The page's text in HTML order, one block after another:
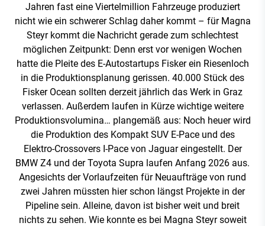
Jahren fast eine Viertelmillion Fahrzeuge produziert
nicht wie ein schwerer Schlag daher kommt – für Magna
Steyr kommt die Nachricht gerade zum schlechtest
möglichen Zeitpunkt: Denn erst vor wenigen Wochen
hatte die Pleite des E-Autostartups Fisker ein Riesenloch
in die Produktionsplanung gerissen. 40.000 Stück des
Fisker Ocean sollten derzeit jährlich das Werk in Graz
verlassen. Außerdem laufen in Kürze wichtige weitere
Produktionsvolumina… plangemäß aus: Noch heuer wird
die Produktion des Kompakt SUV E-Pace und des
Elektro-Crossovers I-Pace von Jaguar eingestellt. Der
‪BMW‬ Z4 und der Toyota Supra laufen Anfang 2026 aus.
Angesichts der Vorlaufzeiten für Neuaufträge von rund
zwei Jahren müssten hier schon längst Projekte in der
Pipeline sein. Alleine, davon ist bisher weit und breit
nichts zu sehen. Wie konnte es bei Magna Steyr soweit